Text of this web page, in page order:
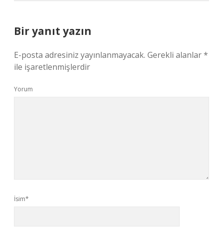
Bir yanıt yazın
E-posta adresiniz yayınlanmayacak. Gerekli alanlar*
ile işaretlenmişlerdir
Yorum
İsim*